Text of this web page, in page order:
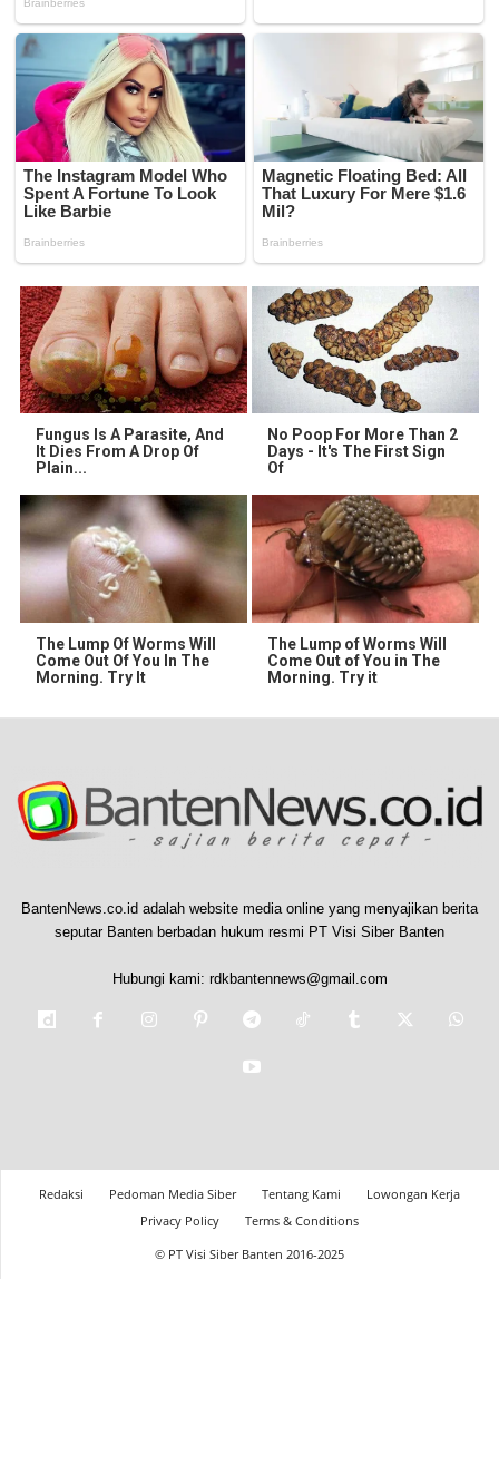
Fungus Is A Parasite, And
It Dies From A Drop Of
Plain...
No Poop For More Than 2
Days - It's The First Sign
Of
The Lump Of Worms Will
Come Out Of You In The
Morning. Try It
The Lump of Worms Will
Come Out of You in The
Morning. Try it
BantenNews.co.id adalah website media online yang menyajikan berita
seputar Banten berbadan hukum resmi PT Visi Siber Banten
Hubungi kami: rdkbantennews@gmail.com
Redaksi Pedoman Media Siber Tentang Kami
Lowongan Kerja
Privacy Policy
Terms & Conditions
© PT Visi Siber Banten 2016-2025